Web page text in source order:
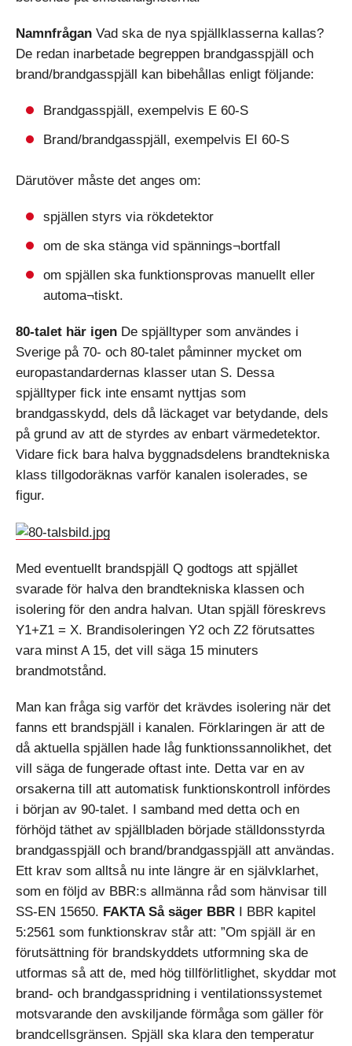
Namnfrågan Vad ska de nya spjällklasserna kallas?
De redan inarbetade begreppen brandgasspjäll och
brand/brandgasspjäll kan bibehållas enligt följande:
Brandgasspjäll, exempelvis E 60-S
Brand/brandgasspjäll, exempelvis EI 60-S
Därutöver måste det anges om:
spjällen styrs via rökdetektor
om de ska stänga vid spännings¬bortfall
om spjällen ska funktionsprovas manuellt eller
automa¬tiskt.
80-talet här igen De spjälltyper som användes i
Sverige på 70- och 80-talet påminner mycket om
europastandardernas klasser utan S. Dessa
spjälltyper fick inte ensamt nyttjas som
brandgasskydd, dels då läckaget var betydande, dels
på grund av att de styrdes av enbart värmedetektor.
Vidare fick bara halva byggnadsdelens brandtekniska
klass tillgodoräknas varför kanalen isolerades, se
figur.
Med eventuellt brandspjäll Q godtogs att spjället
svarade för halva den brandtekniska klassen och
isolering för den andra halvan. Utan spjäll föreskrevs
Y1+Z1 = X. Brandisoleringen Y2 och Z2 förutsattes
vara minst A 15, det vill säga 15 minuters
brandmotstånd.
Man kan fråga sig varför det krävdes isolering när det
fanns ett brandspjäll i kanalen. Förklaringen är att de
då aktuella spjällen hade låg funktionssannolikhet, det
vill säga de fungerade oftast inte. Detta var en av
orsakerna till att automatisk funktionskontroll infördes
i början av 90-talet. I samband med detta och en
förhöjd täthet av spjällbladen började ställdonsstyrda
brandgasspjäll och brand/brandgasspjäll att användas.
Ett krav som alltså nu inte längre är en självklarhet,
som en följd av BBR:s allmänna råd som hänvisar till
SS-EN 15650. FAKTA Så säger BBR I BBR kapitel
5:2561 som funktionskrav står att: ”Om spjäll är en
förutsättning för brandskyddets utformning ska de
utformas så att de, med hög tillförlitlighet, skyddar mot
brand- och brandgasspridning i ventilationssystemet
motsvarande den avskiljande förmåga som gäller för
brandcellsgränsen. Spjäll ska klara den temperatur